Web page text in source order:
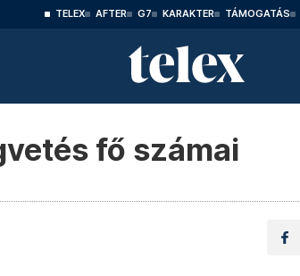
TELEX AFTER G7 KARAKTER TÁMOGATÁS
fő számai